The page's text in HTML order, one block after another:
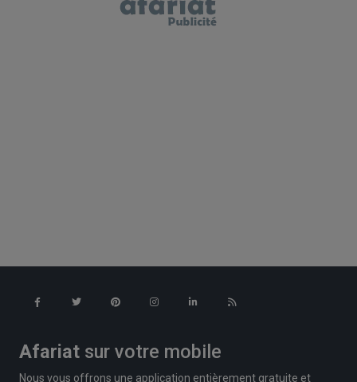
Afariat sur votre mobile
Nous vous offrons une application entièrement gratuite et